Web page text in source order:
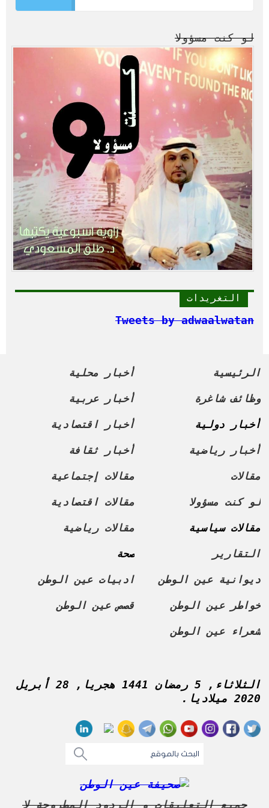
لو كنت مسؤولا
التغريدات
Tweets by adwaalwatan
الرئيسية أخبار محلية
وظائف شاغرة أخبار عربية
أخبار دولية أخبار اقتصادية
أخبار رياضية أخبار ثقافة
مقالات مقالات إجتماعية
لو كنت مسؤولا مقالات اقتصادية
مقالات سياسية مقالات رياضية
التقارير صحة
ديوانية عين الوطن ادبيات عين الوطن
خواطر عين الوطن قصص عين الوطن
شعراء عين الوطن
الثلاثاء, 5 رمضان 1441 هجريا, 28 أبريل
2020 ميلاديا.
جميع التعليقات و الردود المطروحة لا